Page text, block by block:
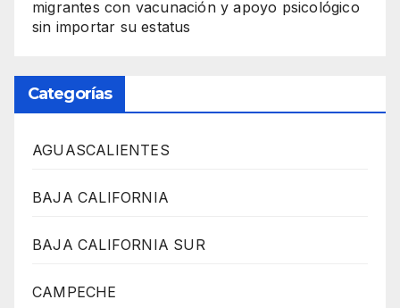
migrantes con vacunación y apoyo psicológico
sin importar su estatus
Categorías
AGUASCALIENTES
BAJA CALIFORNIA
BAJA CALIFORNIA SUR
CAMPECHE